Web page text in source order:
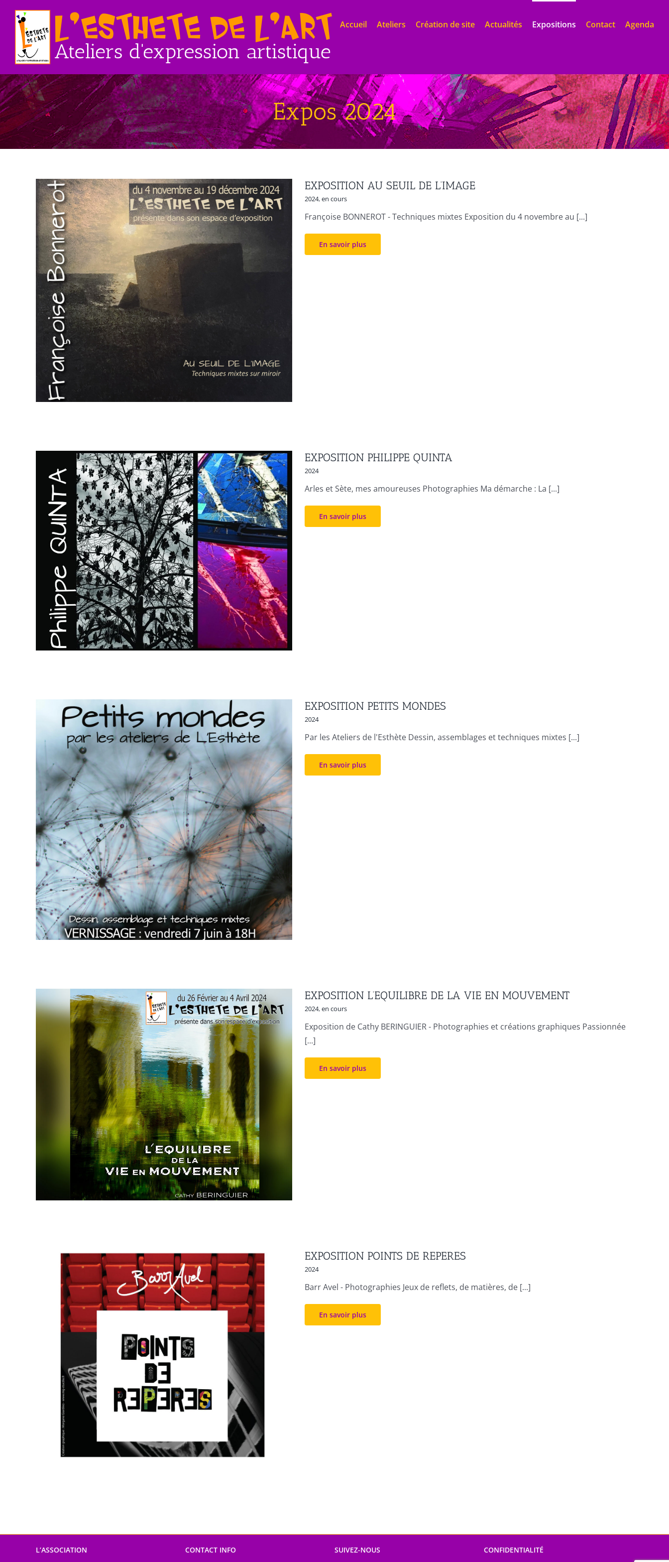
contenu
Accueil Ateliers Création de site Actualités Expositions Contact Agenda
Expos 2024
EXPOSITION AU SEUIL DE L’IMAGE
2024,en cours
Françoise BONNEROT - Techniques mixtes Exposition du 4 novembre au [...]
En savoir plus
EXPOSITION PHILIPPE QUINTA
2024
Arles et Sète, mes amoureuses Photographies Ma démarche : La [...]
En savoir plus
EXPOSITION PETITS MONDES
2024
Par les Ateliers de l'Esthète Dessin, assemblages et techniques mixtes [...]
En savoir plus
EXPOSITION L’EQUILIBRE DE LA VIE EN MOUVEMENT
2024,en cours
Exposition de Cathy BERINGUIER - Photographies et créations graphiques Passionnée
[...]
En savoir plus
EXPOSITION POINTS DE REPERES
2024
Barr Avel - Photographies Jeux de reflets, de matières, de [...]
En savoir plus
L’ASSOCIATION CONTACT INFO SUIVEZ-NOUS CONFIDENTIALITÉ